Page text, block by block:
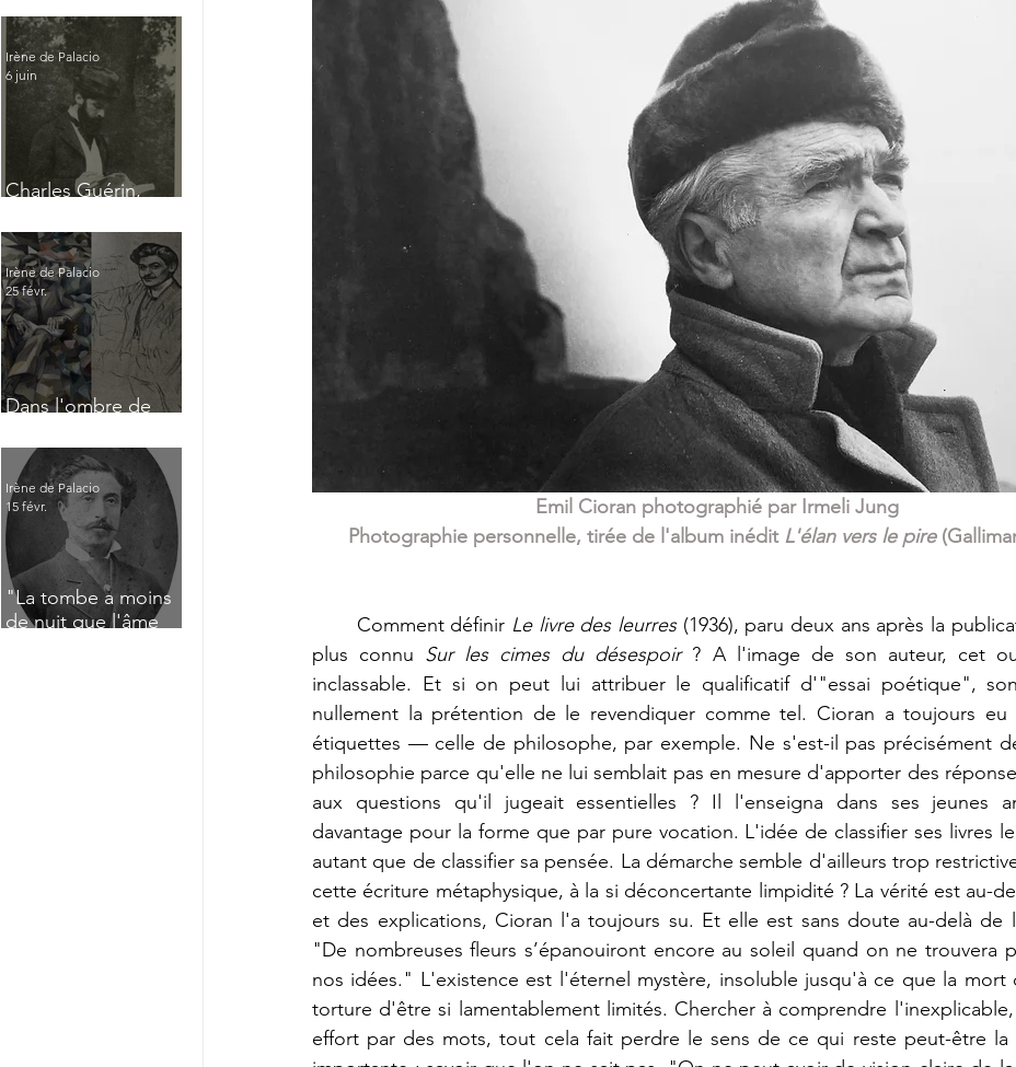
Charles Guérin,
Irène de Palacio
6 juin
Dans l'ombre de
Irène de Palacio
25 févr.
"La tombe a moins
de nuit que l'âme
Irène de Palacio
15 févr.
Emil Cioran photographié par Irmeli Jung
Photographie personnelle, tirée de l'album inédit L'élan vers le pire
	Comment définir
Le livre des leurres (1936), paru deux ans après la
plus connu Sur les cimes du désespoir ? A l'image de son auteur, cet
inclassable. Et si on peut lui attribuer le qualificatif d'"essai poétique",
nullement la prétention de le revendiquer comme tel. Cioran a toujours eu
étiquettes — celle de philosophe, par exemple. Ne s'est-il pas précisément
philosophie parce qu'elle ne lui semblait pas en mesure d'apporter des
aux questions qu'il jugeait essentielles ? Il l'enseigna dans ses jeunes
davantage pour la forme que par pure vocation. L'idée de classifier ses livres
autant que de classifier sa pensée. La démarche semble d'ailleurs trop
cette écriture métaphysique, à la si déconcertante limpidité ? La vérité est au-
et des explications, Cioran l'a toujours su. Et elle est sans doute au-delà de
"De nombreuses fleurs s’épanouiront encore au soleil quand on ne trouvera
nos idées." L'existence est l'éternel mystère, insoluble jusqu'à ce que la mort
torture d'être si lamentablement limités. Chercher à comprendre
effort par des mots, tout cela fait perdre le sens de ce qui reste peut-être la